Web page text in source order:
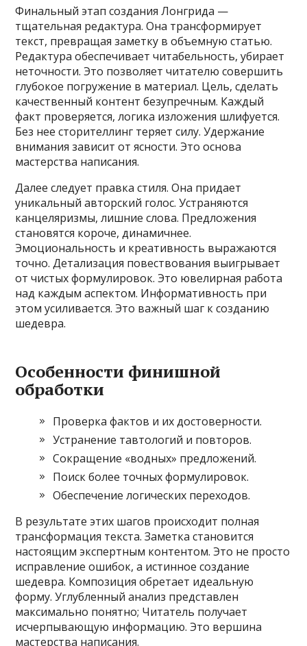
Финальный этап создания Лонгрида —
тщательная редактура. Она трансформирует
текст, превращая заметку в объемную статью.
Редактура обеспечивает читабельность, убирает
неточности. Это позволяет читателю совершить
глубокое погружение в материал. Цель, сделать
качественный контент безупречным. Каждый
факт проверяется, логика изложения шлифуется.
Без нее сторителлинг теряет силу. Удержание
внимания зависит от ясности. Это основа
мастерства написания.
Далее следует правка стиля. Она придает
уникальный авторский голос. Устраняются
канцеляризмы, лишние слова. Предложения
становятся короче, динамичнее.
Эмоциональность и креативность выражаются
точно. Детализация повествования выигрывает
от чистых формулировок. Это ювелирная работа
над каждым аспектом. Информативность при
этом усиливается. Это важный шаг к созданию
шедевра.
Особенности финишной
обработки
Проверка фактов и их достоверности.
Устранение тавтологий и повторов.
Сокращение «водных» предложений.
Поиск более точных формулировок.
Обеспечение логических переходов.
В результате этих шагов происходит полная
трансформация текста. Заметка становится
настоящим экспертным контентом. Это не просто
исправление ошибок, а истинное создание
шедевра. Композиция обретает идеальную
форму. Углубленный анализ представлен
максимально понятно; Читатель получает
исчерпывающую информацию. Это вершина
мастерства написания.